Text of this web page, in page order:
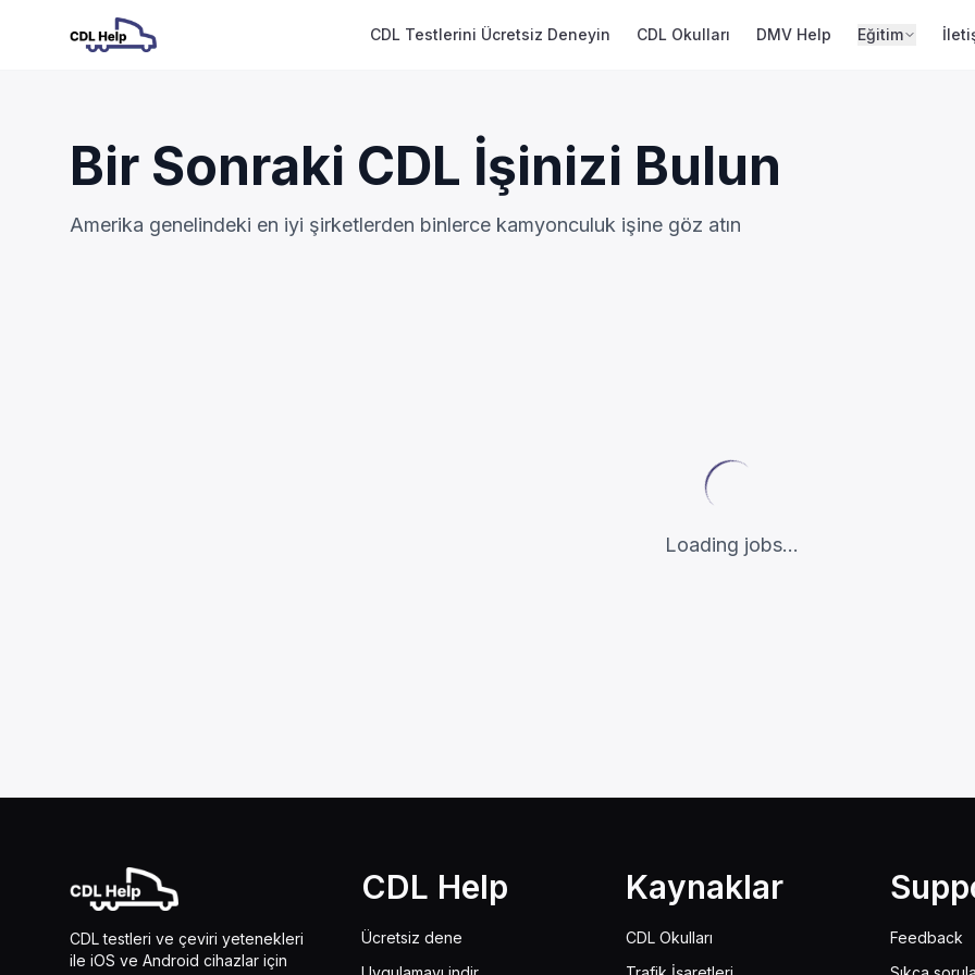
CDL Testlerini Ücretsiz Deneyin CDL Okulları DMV Help Eğitim
Bir Sonraki CDL İşinizi Bulun
Amerika genelindeki en iyi şirketlerden binlerce kamyonculuk işine göz atın
Loading jobs...
CDL testleri ve çeviri yetenekleri
ile iOS ve Android cihazlar için
CDL Help
Ücretsiz dene
Kaynaklar
CDL Okulları
Feedback